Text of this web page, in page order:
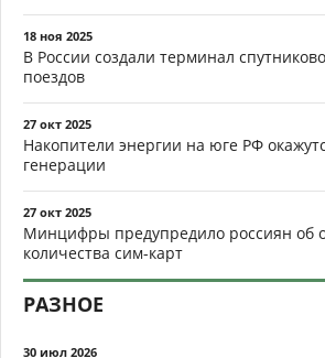
18 ноя 2025
В России создали терминал
поездов
27 окт 2025
Накопители энергии на юге РФ
генерации
27 окт 2025
Минцифры предупредило россиян об
количества сим-карт
РАЗНОЕ
30 июл 2026